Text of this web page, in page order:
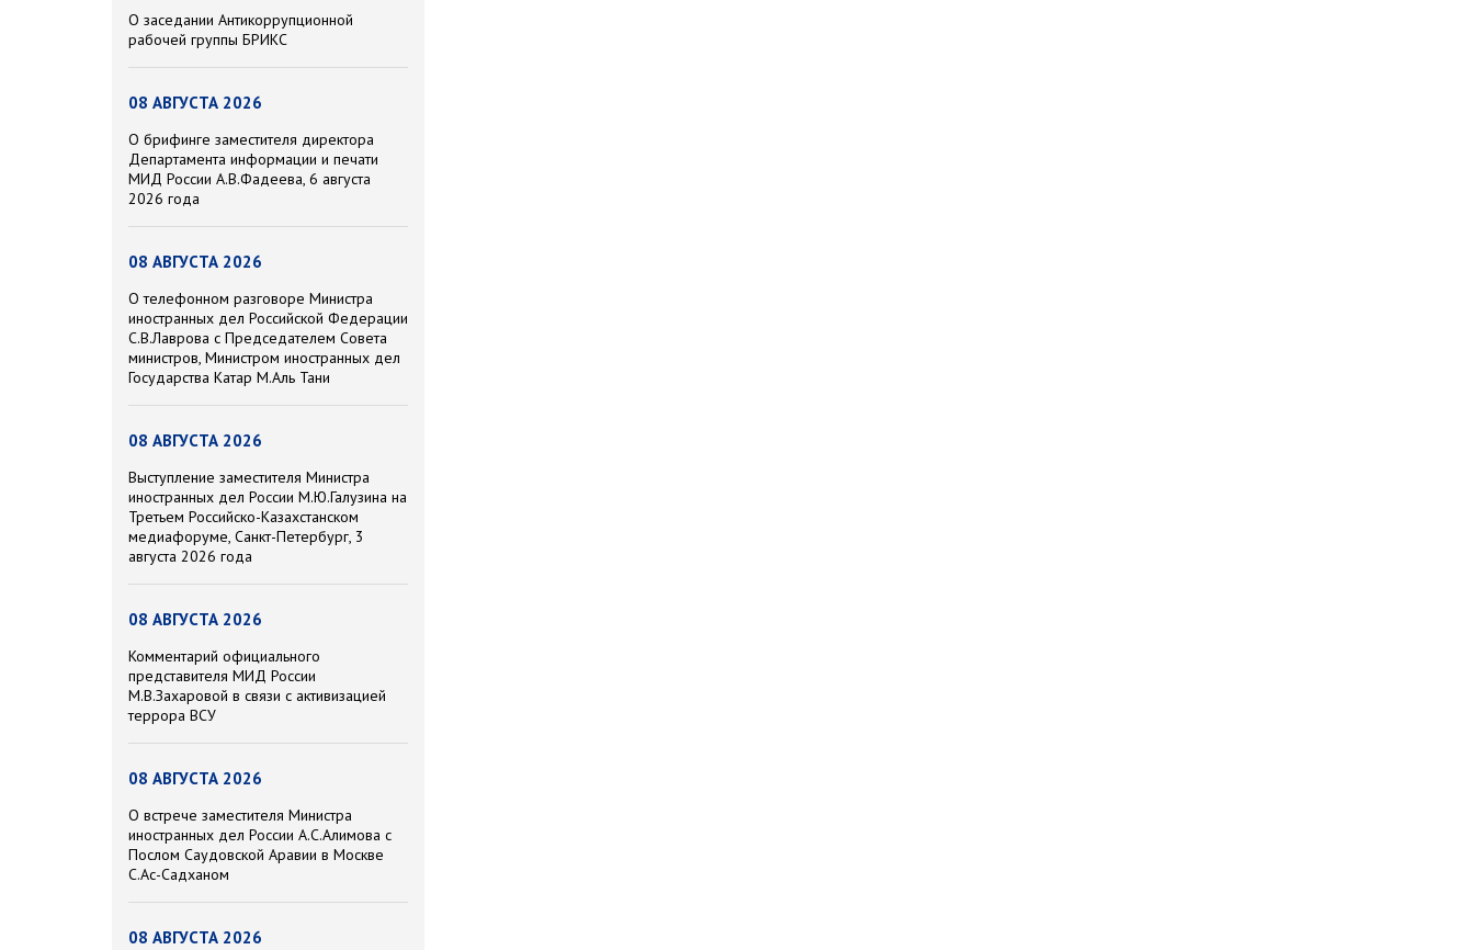
О заседании Антикоррупционной
рабочей группы БРИКС
08 АВГУСТА 2026
О брифинге заместителя директора
Департамента информации и печати
МИД России А.В.Фадеева, 6 августа
2026 года
08 АВГУСТА 2026
О телефонном разговоре Министра
иностранных дел Российской Федерации
С.В.Лаврова с Председателем Совета
министров, Министром иностранных дел
Государства Катар М.Аль Тани
08 АВГУСТА 2026
Выступление заместителя Министра
иностранных дел России М.Ю.Галузина на
Третьем Российско-Казахстанском
медиафоруме, Санкт-Петербург, 3
августа 2026 года
08 АВГУСТА 2026
Комментарий официального
представителя МИД России
М.В.Захаровой в связи с активизацией
террора ВСУ
08 АВГУСТА 2026
О встрече заместителя Министра
иностранных дел России А.С.Алимова с
Послом Саудовской Аравии в Москве
С.Ас-Садханом
08 АВГУСТА 2026